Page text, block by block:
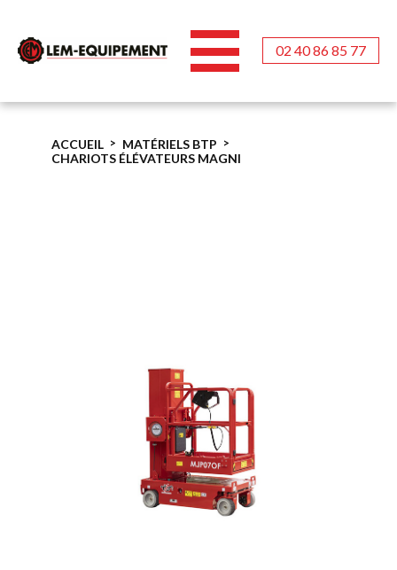
Aller
02 40 86 85 77
ACCUEIL > MATÉRIELS BTP >
CHARIOTS ÉLÉVATEURS MAGNI